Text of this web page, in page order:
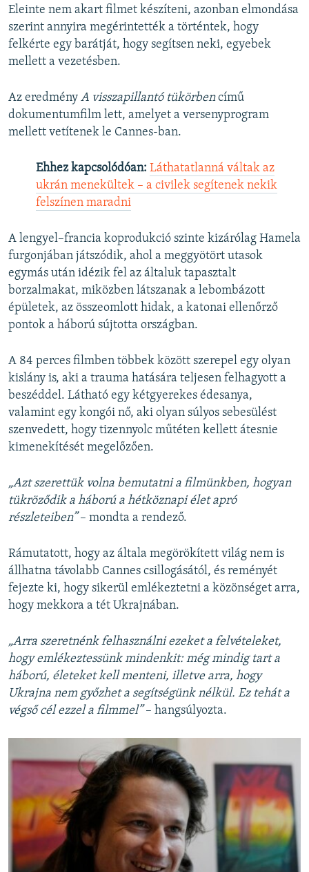
Eleinte nem akart filmet készíteni, azonban elmondása
szerint annyira megérintették a történtek, hogy
felkérte egy barátját, hogy segítsen neki, egyebek
mellett a vezetésben.
Az eredmény A visszapillantó tükörbencímű
dokumentumfilm lett, amelyet a versenyprogram
mellett vetítenek le Cannes-ban.
Ehhez kapcsolódóan: Láthatatlanná váltak az
ukrán menekültek – a civilek segítenek nekik
felszínen maradni
A lengyel–francia koprodukció szinte kizárólag Hamela
furgonjában játszódik, ahol a meggyötört utasok
egymás után idézik fel az általuk tapasztalt
borzalmakat, miközben látszanak a lebombázott
épületek, az összeomlott hidak, a katonai ellenőrző
pontok a háború sújtotta országban.
A 84 perces filmben többek között szerepel egy olyan
kislány is, aki a trauma hatására teljesen felhagyott a
beszéddel. Látható egy kétgyerekes édesanya,
valamint egy kongói nő, aki olyan súlyos sebesülést
szenvedett, hogy tizennyolc műtéten kellett átesnie
kimenekítését megelőzően.
„Azt szerettük volna bemutatni a filmünkben, hogyan
tükröződik a háború a hétköznapi élet apró
részleteiben”– mondta a rendező.
Rámutatott, hogy az általa megörökített világ nem is
állhatna távolabb Cannes csillogásától, és reményét
fejezte ki, hogy sikerül emlékeztetni a közönséget arra,
hogy mekkora a tét Ukrajnában.
„Arra szeretnénk felhasználni ezeket a felvételeket,
hogy emlékeztessünk mindenkit: még mindig tart a
háború, életeket kell menteni, illetve arra, hogy
Ukrajna nem győzhet a segítségünk nélkül. Ez tehát a
végső cél ezzel a filmmel”– hangsúlyozta.